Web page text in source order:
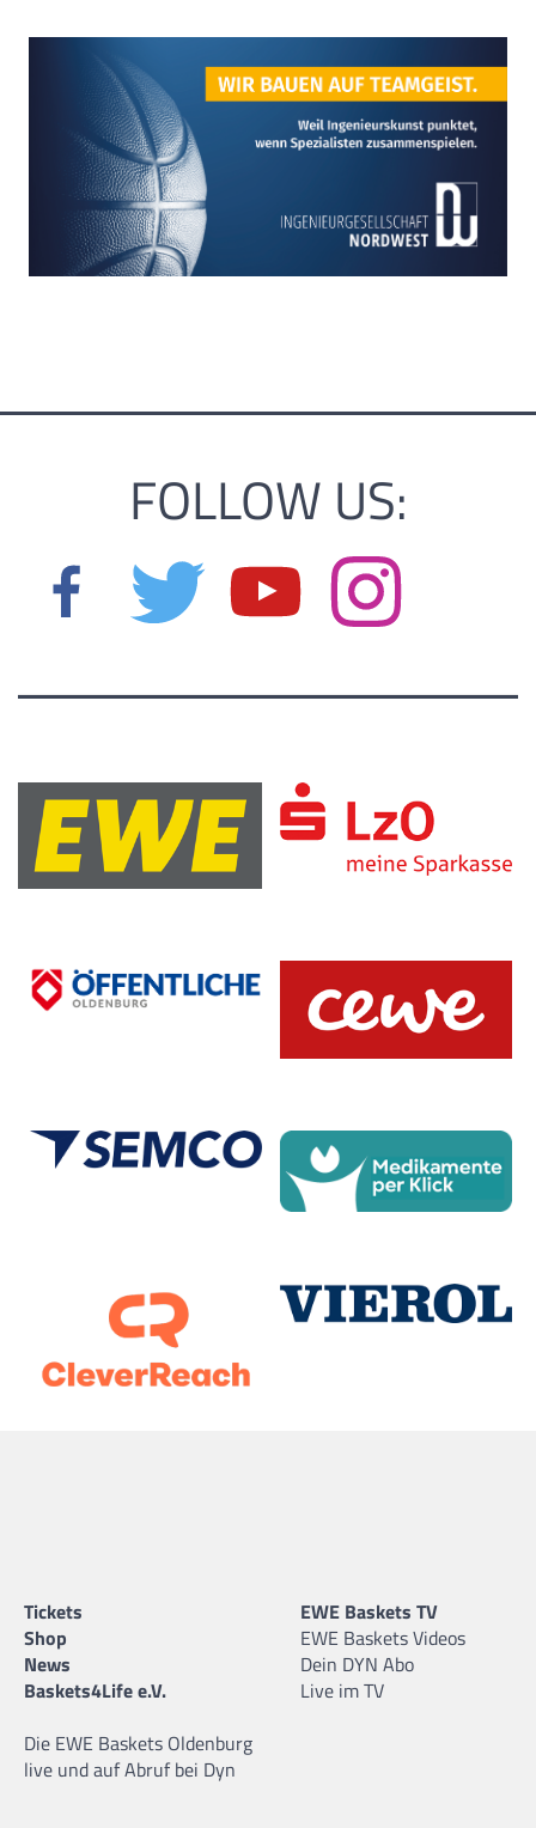
FOLLOW US:
Tickets
Shop
News
Baskets4Life e.V.
Die EWE Baskets Oldenburg
live und auf Abruf bei Dyn
EWE Baskets TV
EWE Baskets Videos
Dein DYN Abo
Live im TV